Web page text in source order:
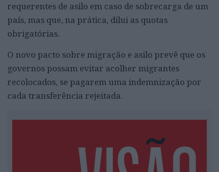
requerentes de asilo em caso de sobrecarga de um
país, mas que, na prática, dilui as quotas
obrigatórias.
O novo pacto sobre migração e asilo prevê que os
governos possam evitar acolher migrantes
recolocados, se pagarem uma indemnização por
cada transferência rejeitada.